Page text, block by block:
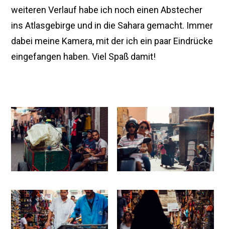
weiteren Verlauf habe ich noch einen Abstecher
ins Atlasgebirge und in die Sahara gemacht. Immer
dabei meine Kamera, mit der ich ein paar Eindrücke
eingefangen haben. Viel Spaß damit!